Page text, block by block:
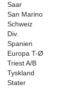
Saar
San Marino
Schweiz
Div.
Spanien
Europa T-Ø
Triest A/B
Tyskland
Stater